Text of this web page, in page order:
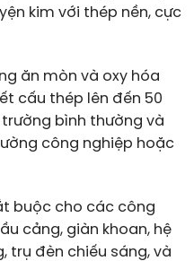
kim với thép nền, cực
ăn mòn và oxy hóa
cấu thép lên đến 50
bình thường và
công nghiệp hoặc
buộc cho các công
cảng, giàn khoan, hệ
trụ đèn chiếu sáng, và